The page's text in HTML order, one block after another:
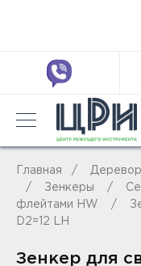
Главная
Зенкеры
флейтами HW
D2=12 LH
Зенкер для